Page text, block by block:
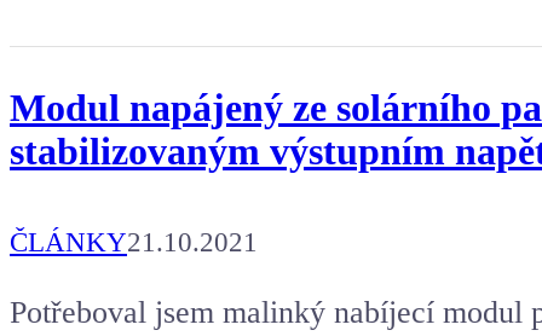
Modul napájený ze solárního
stabilizovaným výstupním
ČLÁNKY21.10.2021
Potřeboval jsem malinký nabíjecí